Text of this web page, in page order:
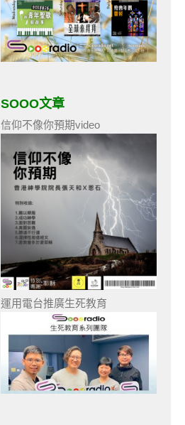
SOOO文章
信仰不像你預期video
運用電台推廣生死教育